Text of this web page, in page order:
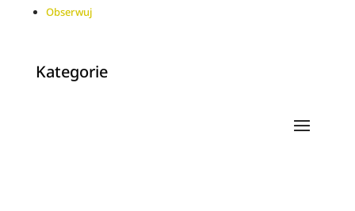
Obserwuj
Kategorie